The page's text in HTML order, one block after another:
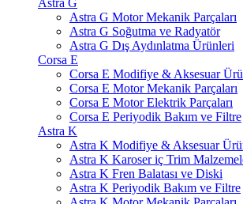
Astra G
Astra G Motor Mekanik Parçaları
Astra G Soğutma ve Radyatör
Astra G Dış Aydınlatma Ürünleri
Corsa E
Corsa E Modifiye & Aksesuar
Corsa E Motor Mekanik Parçaları
Corsa E Motor Elektrik Parçaları
Corsa E Periyodik Bakım ve Filtre
Astra K
Astra K Modifiye & Aksesuar
Astra K Karoser iç Trim
Astra K Fren Balatası ve Diski
Astra K Periyodik Bakım ve Filtre